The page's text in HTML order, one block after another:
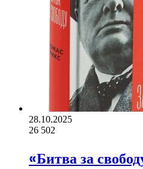
28.10.2025
26 502
«Битва за